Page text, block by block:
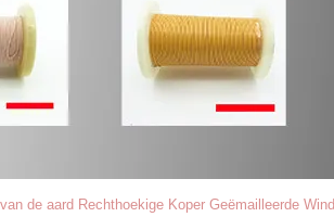
de aard Rechthoekige Koper Geëmailleerde